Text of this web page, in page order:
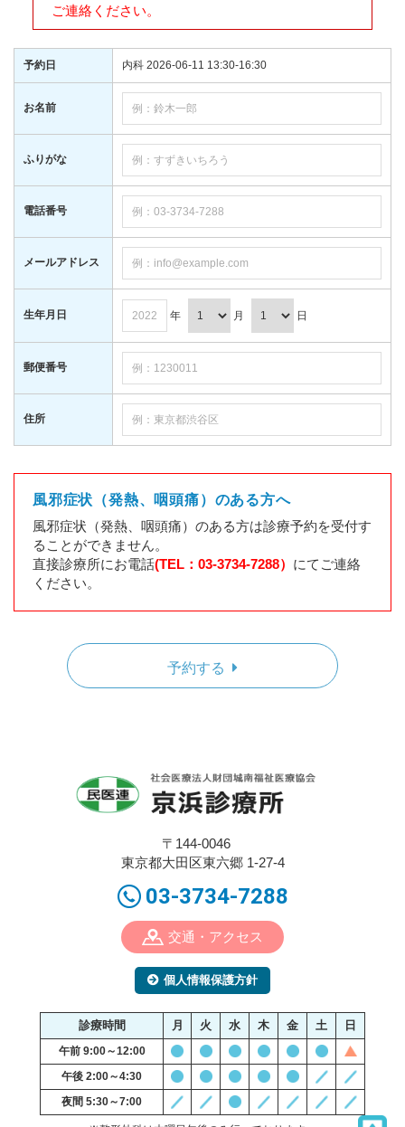
ご連絡ください。
予約日 内科 2026-06-11 13:30-16:30
お名前
ふりがな
電話番号
メールアドレス
生年月日 年 月 日
郵便番号
住所
風邪症状（発熱、咽頭痛）のある方へ
風邪症状（発熱、咽頭痛）のある方は診療予約を受付す
ることができません。
直接診療所にお電話(TEL：03-3734-7288） にてご連絡
ください。
予約する
〒144-0046
東京都大田区東六郷 1-27-4
03-3734-7288
交通・アクセス
個人情報保護方針
診療時間 月 火 水 木 金 土 日
午前 9:00～12:00
午後 2:00～4:30
夜間 5:30～7:00